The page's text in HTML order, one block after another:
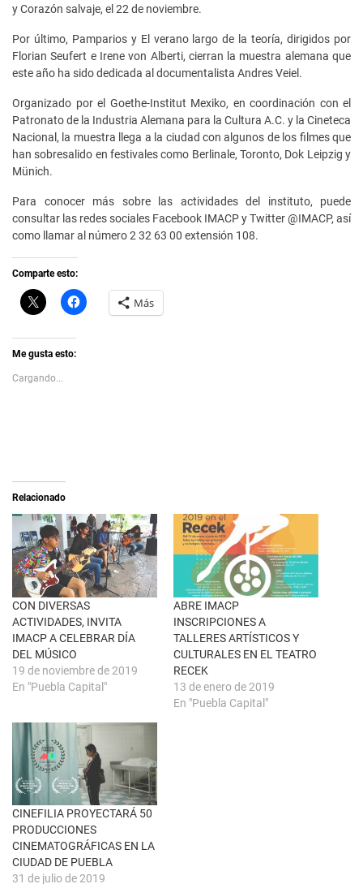
y Corazón salvaje, el 22 de noviembre.
Por último, Pamparios y El verano largo de la teoría, dirigidos por
Florian Seufert e Irene von Alberti, cierran la muestra alemana que
este año ha sido dedicada al documentalista Andres Veiel.
Organizado por el Goethe-Institut Mexiko, en coordinación con el
Patronato de la Industria Alemana para la Cultura A.C. y la Cineteca
Nacional, la muestra llega a la ciudad con algunos de los filmes que
han sobresalido en festivales como Berlinale, Toronto, Dok Leipzig y
Münich.
Para conocer más sobre las actividades del instituto, puede
consultar las redes sociales Facebook IMACP y Twitter @IMACP, así
como llamar al número 2 32 63 00 extensión 108.
Comparte esto:
C
l
k
t
s
h
e
b
r
e
e
n
u
n
a
v
e
n
t
a
n
a
n
u
v
H
a
e
n
F
a
c
e
b
o
o
k
(
S
e
r
e
n
a
v
e
n
t
a
n
a
n
u
e
v
a
)
Más
Me gusta esto:
Cargando...
Relacionado
CON DIVERSAS
ACTIVIDADES, INVITA
IMACP A CELEBRAR DÍA
DEL MÚSICO
19 de noviembre de 2019
En "Puebla Capital"
ABRE IMACP
INSCRIPCIONES A
TALLERES ARTÍSTICOS Y
CULTURALES EN EL TEATRO
RECEK
13 de enero de 2019
En "Puebla Capital"
CINEFILIA PROYECTARÁ 50
PRODUCCIONES
CINEMATOGRÁFICAS EN LA
CIUDAD DE PUEBLA
31 de julio de 2019